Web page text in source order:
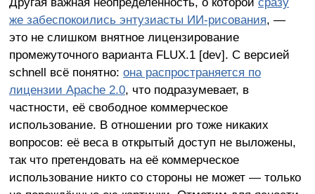
же забеспокоились энтузиасты ИИ-рисования, —
это не слишком внятное лицензирование
промежуточного варианта FLUX.1 [dev]. С версией
schnell всё понятно: она распространяется по
лицензии Apache 2.0, что подразумевает, в
частности, её свободное коммерческое
использование. В отношении pro тоже никаких
вопросов: её веса в открытый доступ не выложены,
так что претендовать на её коммерческое
использование никто со стороны не может — только